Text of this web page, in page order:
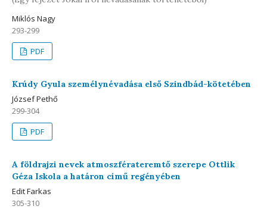
Miklós Nagy
293-299
PDF
Krúdy Gyula személynévadása első Szindbád-kötetében
József Pethő
299-304
PDF
A földrajzi nevek atmoszférateremtő szerepe Ottlik
Géza Iskola a határon című regényében
Edit Farkas
305-310